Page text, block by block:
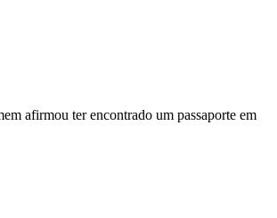
afirmou ter encontrado um passaporte em